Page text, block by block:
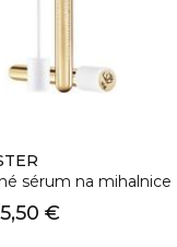
sérum na mihalnice
€